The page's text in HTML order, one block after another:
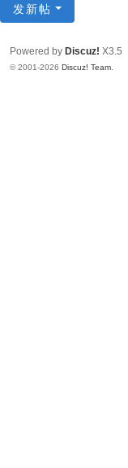
发新帖
Powered by Discuz! X3.5
© 2001-2026 Discuz! Team